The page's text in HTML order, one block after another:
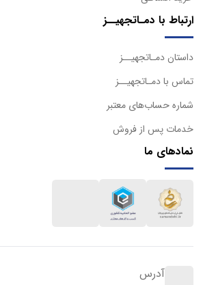
ارتباط با دمـاتجهیــز
داستان دمـاتجهیــز
تماس با دمـاتجهیــز
شماره حساب‌های معتبر
خدمات پس از فروش
نمادهای ما
آدرس